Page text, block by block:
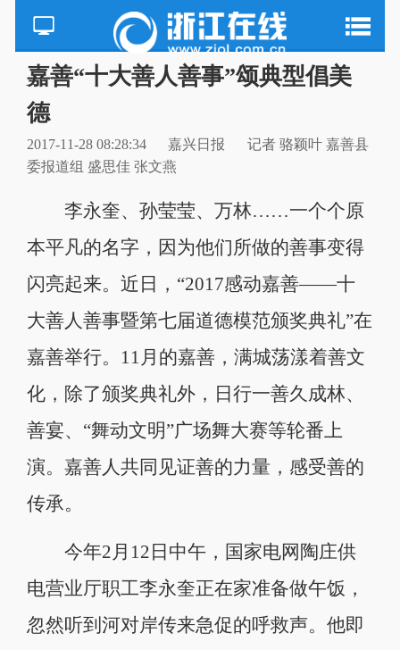
嘉善“十大善人善事”颂典型倡美
德
2017-11-28 08:28:34 嘉兴日报
记者 骆颖叶 嘉善县
委报道组 盛思佳 张文燕
李永奎、孙莹莹、万林……一个个原
本平凡的名字，因为他们所做的善事变得
闪亮起来。近日，“2017感动嘉善——十
大善人善事暨第七届道德模范颁奖典礼”在
嘉善举行。11月的嘉善，满城荡漾着善文
化，除了颁奖典礼外，日行一善久成林、
善宴、“舞动文明”广场舞大赛等轮番上
演。嘉善人共同见证善的力量，感受善的
传承。
今年2月12日中午，国家电网陶庄供
电营业厅职工李永奎正在家准备做午饭，
忽然听到河对岸传来急促的呼救声。他即